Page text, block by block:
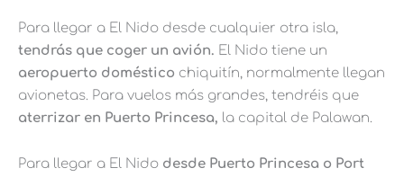
Para llegar a El Nido desde cualquier otra isla,
tendrás que coger un avión. El Nido tiene un
aeropuerto doméstico chiquitín, normalmente llegan
avionetas. Para vuelos más grandes, tendréis que
aterrizar en Puerto Princesa, la capital de Palawan.
Para llegar a El Nido desde Puerto Princesa o Port